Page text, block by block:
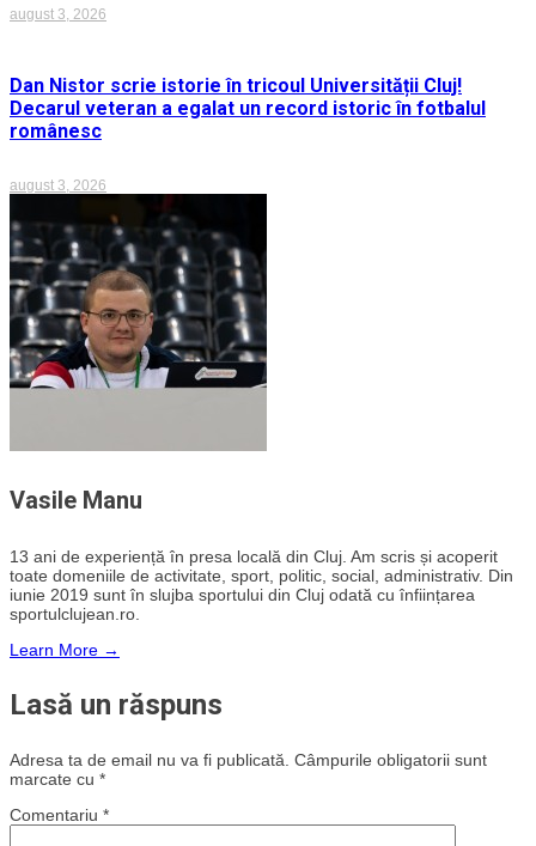
august 3, 2026
Dan Nistor scrie istorie în tricoul Universității Cluj!
Decarul veteran a egalat un record istoric în fotbalul
românesc
august 3, 2026
Vasile Manu
13 ani de experiență în presa locală din Cluj. Am scris și acoperit
toate domeniile de activitate, sport, politic, social, administrativ. Din
iunie 2019 sunt în slujba sportului din Cluj odată cu înființarea
sportulclujean.ro.
Learn More →
Lasă un răspuns
Adresa ta de email nu va fi publicată. Câmpurile obligatorii sunt
marcate cu *
Comentariu *